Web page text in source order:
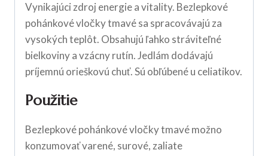
Vynikajúci zdroj energie a vitality. Bezlepkové
pohánkové vločky tmavé sa spracovávajú za
vysokých teplôt. Obsahujú ľahko stráviteľné
bielkoviny a vzácny rutín. Jedlám dodávajú
príjemnú orieškovú chuť. Sú obľúbené u celiatikov.
Použitie
Bezlepkové pohánkové vločky tmavé možno
konzumovať varené, surové, zaliate